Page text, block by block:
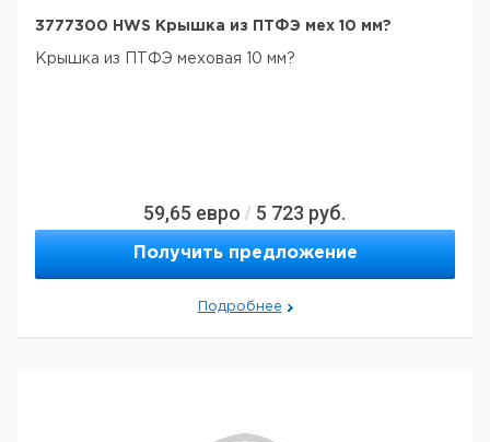
3777300 HWS Крышка из ПТФЭ мех 10 мм?
Крышка из ПТФЭ меховая 10 мм?
59,65 евро / 5 723 руб.
Получить предложение
Подробнее